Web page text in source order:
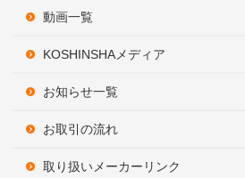
動画一覧
KOSHINSHAメディア
お知らせ一覧
お取引の流れ
取り扱いメーカーリンク